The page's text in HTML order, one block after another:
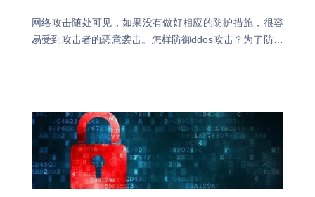
网络攻击随处可见，如果没有做好相应的防护措施，很容
易受到攻击者的恶意袭击。怎样防御ddos攻击？为了防止